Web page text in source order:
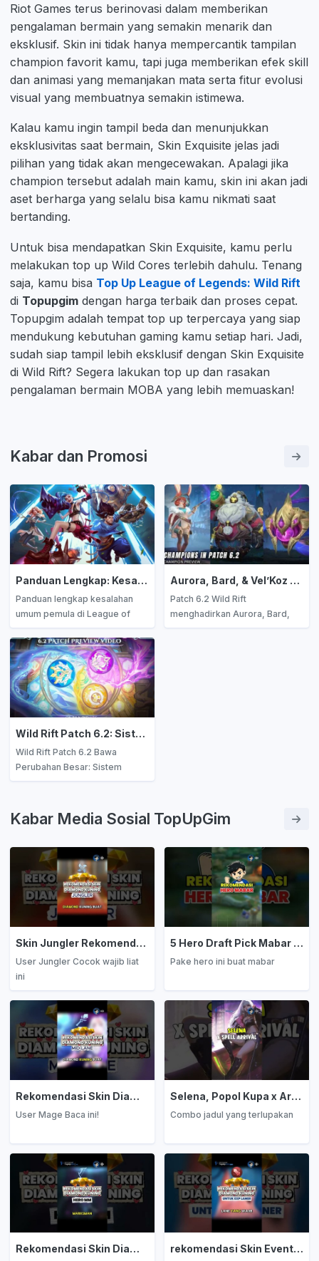
Riot Games terus berinovasi dalam memberikan
pengalaman bermain yang semakin menarik dan
eksklusif. Skin ini tidak hanya mempercantik tampilan
champion favorit kamu, tapi juga memberikan efek skill
dan animasi yang memanjakan mata serta fitur evolusi
visual yang membuatnya semakin istimewa.
Kalau kamu ingin tampil beda dan menunjukkan
eksklusivitas saat bermain, Skin Exquisite jelas jadi
pilihan yang tidak akan mengecewakan. Apalagi jika
champion tersebut adalah main kamu, skin ini akan jadi
aset berharga yang selalu bisa kamu nikmati saat
bertanding.
Untuk bisa mendapatkan Skin Exquisite, kamu perlu
melakukan top up Wild Cores terlebih dahulu. Tenang
saja, kamu bisa Top Up League of Legends: Wild Rift
di Topupgim dengan harga terbaik dan proses cepat.
Topupgim adalah tempat top up terpercaya yang siap
mendukung kebutuhan gaming kamu setiap hari. Jadi,
sudah siap tampil lebih eksklusif dengan Skin Exquisite
di Wild Rift? Segera lakukan top up dan rasakan
pengalaman bermain MOBA yang lebih memuaskan!
Kabar dan Promosi
Panduan Lengkap: Kesalahan Fatal Pemula Saat Bermain League of Legends: Wild Rift dan Cara Menghindarinya untuk Meningkatkan Skill dan Kemenangan
Panduan lengkap kesalahan
umum pemula di League of
Legends: Wild Rift dan cara
menghindarinya agar skill dan
kemenangan semakin
meningkat."
Aurora, Bard, & Vel’Koz Tiba di Wild Rift! Patch 6.2 Hadirkan Champion Unik untuk Dicoba!
Patch 6.2 Wild Rift
menghadirkan Aurora, Bard,
dan Vel’Koz sebagai champion
Wild Rift Patch 6.2: Sistem Enchantment Sepatu Diubah, Strategi Kamu Harus Ganti!
Wild Rift Patch 6.2 Bawa
Perubahan Besar: Sistem
Enchantment Sepatu Kini
Diubah!
Kabar Media Sosial TopUpGim
Skin Jungler Rekomendasi Diamond Kuning
User Jungler Cocok wajib liat
ini
5 Hero Draft Pick Mabar Auto Win
Pake hero ini buat mabar
Rekomendasi Skin Diamond Kuning: Mage
User Mage Baca ini!
Selena, Popol Kupa x Arrival
Combo jadul yang terlupakan
Rekomendasi Skin Diamond Kuning: Marksman rekomendasi Skin Event Diamond Kuning: EXP Laner